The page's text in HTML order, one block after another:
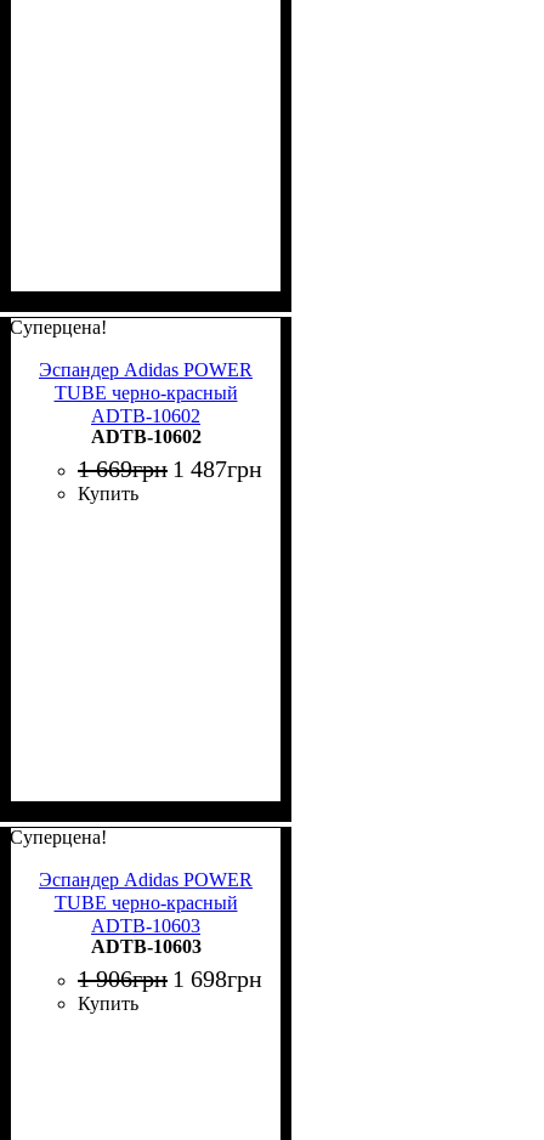
Суперцена!
Эспандер Adidas POWER
TUBE черно-красный
ADTB-10602
ADTB-10602
1 669грн 1 487грн
Купить
Суперцена!
Эспандер Adidas POWER
TUBE черно-красный
ADTB-10603
ADTB-10603
1 906грн 1 698грн
Купить